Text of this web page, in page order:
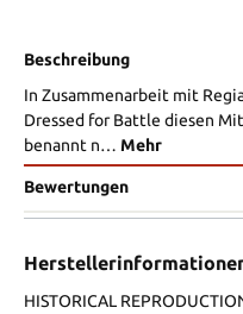
Beschreibung
In Zusammenarbeit mit
Dressed for Battle diesen
benannt n… Mehr
Bewertungen
Herstellerinformationen
HISTORICAL